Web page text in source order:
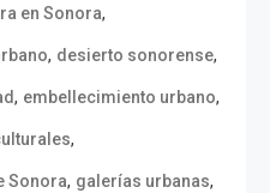
en Sonora,
, desierto sonorense,
, embellecimiento urbano,
,
Sonora, galerías urbanas,